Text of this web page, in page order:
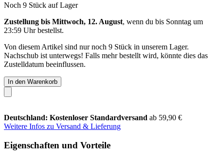
Noch 9 Stück auf Lager
Zustellung bis Mittwoch, 12. August, wenn du bis Sonntag um
23:59 Uhrbestellst.
Von diesem Artikel sind nur noch 9 Stück in unserem Lager.
Nachschub ist unterwegs! Falls mehr bestellt wird, könnte dies das
Zustelldatum beeinflussen.
In den Warenkorb
Deutschland: Kostenloser Standardversand ab 59,90 €
Weitere Infos zu Versand & Lieferung
Eigenschaften und Vorteile